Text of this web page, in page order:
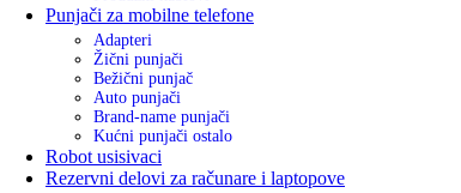
Punjači za mobilne telefone
Adapteri
Žični punjači
Bežični punjač
Auto punjači
Brand-name punjači
Kućni punjači ostalo
Robot usisivaci
Rezervni delovi za računare i laptopove